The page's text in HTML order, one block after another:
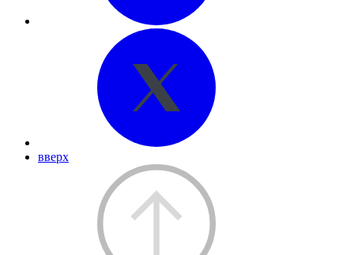
вверх